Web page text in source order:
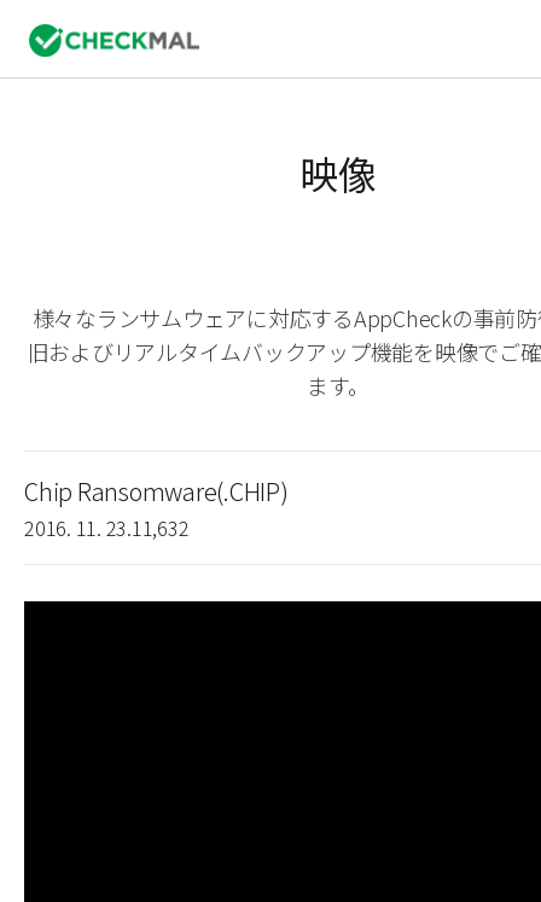
映像
様々なランサムウェアに対応するAppCheckの事前
旧およびリアルタイムバックアップ機能を映像でご
ます。
Chip Ransomware(.CHIP)
2016. 11. 23.11,632